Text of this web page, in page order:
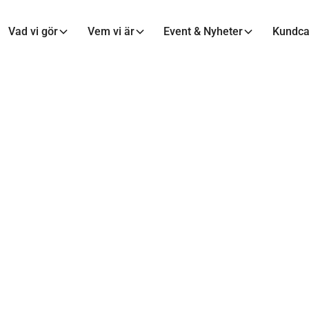
Vad vi gör Vem vi är Event & Nyheter